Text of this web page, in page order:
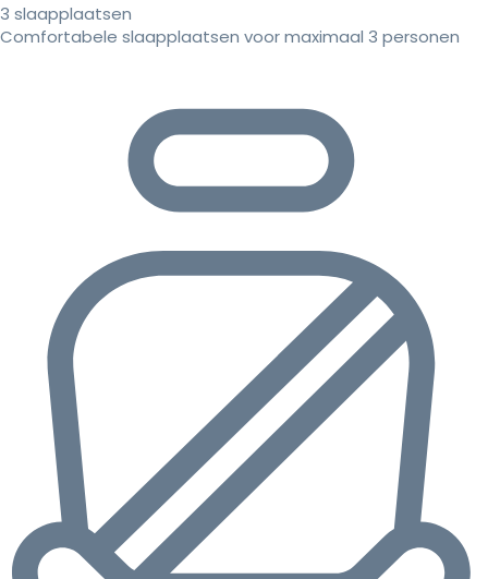
3 slaapplaatsen
Comfortabele slaapplaatsen voor maximaal 3 personen